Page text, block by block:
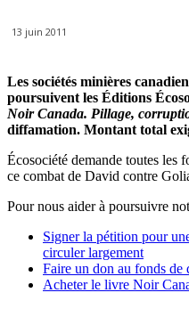
13 juin 2011
Les sociétés minières
poursuivent les Éditions
Noir Canada. Pillage,
diffamation. Montant total
Écosociété demande toutes les
ce combat de David contre
Pour nous aider à poursuivre
Signer la pétition pour
circuler largement
Faire un don au fonds de
Acheter le livre Noir